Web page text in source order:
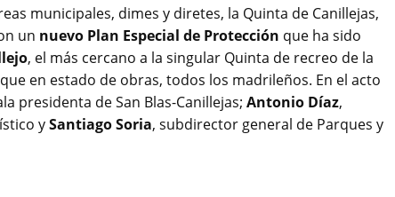
municipales, dimes y diretes, la Quinta de Canillejas,
un nuevo Plan Especial de Protección que ha sido
, el más cercano a la singular Quinta de recreo de la
en estado de obras, todos los madrileños. En el acto
presidenta de San Blas-Canillejas; Antonio Díaz,
ySantiago Soria, subdirector general de Parques y